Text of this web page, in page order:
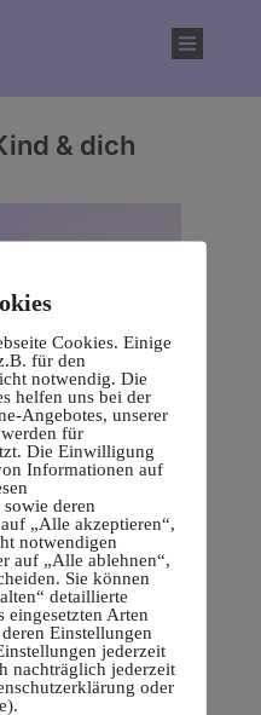
& dich
Cookies. Einige
für den
notwendig. Die
helfen uns bei der
Angebotes, unserer
für
Die Einwilligung
Informationen auf
deren
„Alle akzeptieren“,
notwendigen
auf „Alle ablehnen“,
Sie können
detaillierte
Arten
Einstellungen
jederzeit
nachträglich jederzeit
oder